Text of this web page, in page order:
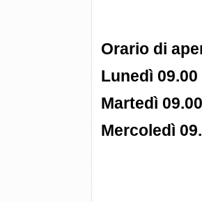
Orario di
Lunedì 09.00
Martedì
Mercoledì